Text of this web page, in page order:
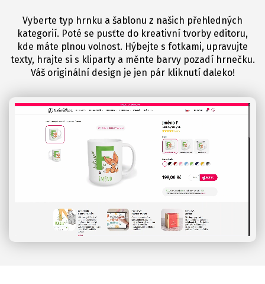
Vyberte typ hrnku a šablonu z našich přehledných
kategorií. Poté se pusťte do kreativní tvorby editoru,
kde máte plnou volnost. Hýbejte s fotkami, upravujte
texty, hrajte si s kliparty a měnte barvy pozadí hrnečku.
Váš originální design je jen pár kliknutí daleko!